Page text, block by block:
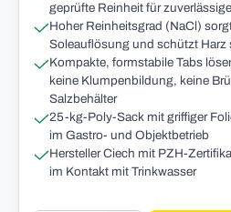
geprüfte Reinheit für
Hoher Reinheitsgrad (NaCl)
Soleauflösung und schützt Harz
Kompakte, formstabile Tabs
keine Klumpenbildung, keine
Salzbehälter
25-kg-Poly-Sack mit griffiger
im Gastro- und Objektbetrieb
Hersteller Ciech mit PZH-
im Kontakt mit Trinkwasser